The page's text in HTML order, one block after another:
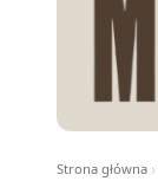
Strona główna